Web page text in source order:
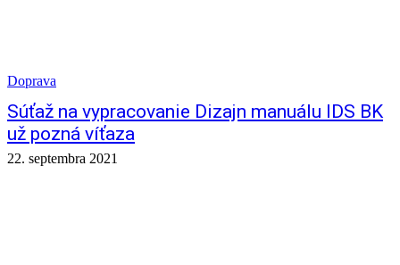
Doprava
Súťaž na vypracovanie Dizajn manuálu IDS BK
už pozná víťaza
22. septembra 2021